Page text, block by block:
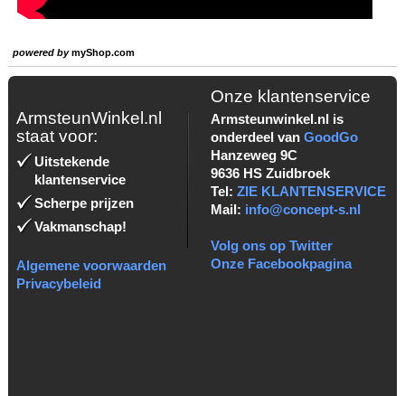
powered bymyShop.com
ArmsteunWinkel.nl
staat voor:
Uitstekende
klantenservice
Scherpe prijzen
Vakmanschap!
Algemene voorwaarden
Privacybeleid
Onze klantenservice
Armsteunwinkel.nl is
onderdeel van GoodGo
Hanzeweg 9C
9636 HS Zuidbroek
Tel: ZIE KLANTENSERVICE
Mail: info@concept-s.nl
Volg ons op Twitter
Onze Facebookpagina